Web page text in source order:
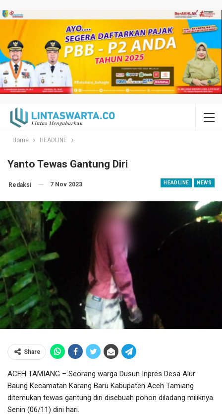
Home HEADLINE
Yanto Tewas Gantung Diri
HEADLINE NEWS
Redaksi 7 Nov 2023
Share
ACEH TAMIANG – Seorang warga Dusun Inpres Desa Alur
Baung Kecamatan Karang Baru Kabupaten Aceh Tamiang
ditemukan tewas gantung diri disebuah pohon diladang miliknya.
Senin (06/11) dini hari.